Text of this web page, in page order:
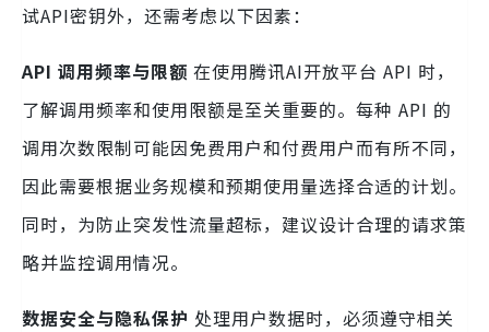
试API密钥外，还需考虑以下因素：
API 调用频率与限额 在使用腾讯AI开放平台 API 时，
了解调用频率和使用限额是至关重要的。每种 API 的
调用次数限制可能因免费用户和付费用户而有所不同，
因此需要根据业务规模和预期使用量选择合适的计划。
同时，为防止突发性流量超标，建议设计合理的请求策
略并监控调用情况。
数据安全与隐私保护 处理用户数据时，必须遵守相关